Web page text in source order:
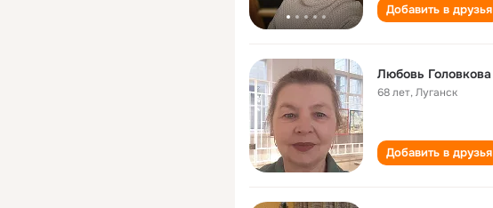
Добавить в друзья
Любовь Головкова
68 лет,Луганск
Добавить в друзья